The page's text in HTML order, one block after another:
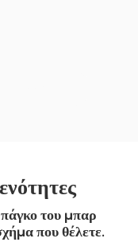
πάγκο του μπαρ
που θέλετε.